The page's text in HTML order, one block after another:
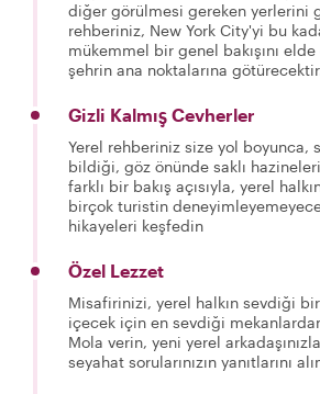
diğer görülmesi gereken yerlerini
rehberiniz, New York City'yi bu
mükemmel bir genel bakışını
şehrin ana noktalarına
Gizli Kalmış Cevherler
Yerel rehberiniz size yol boyunca,
bildiği, göz önünde saklı
farklı bir bakış açısıyla, yerel
birçok turistin
hikayeleri keşfedin
Özel Lezzet
Misafirinizi, yerel halkın sevdiği bir
içecek için en sevdiği
Mola verin, yeni yerel
seyahat sorularınızın yanıtlarını